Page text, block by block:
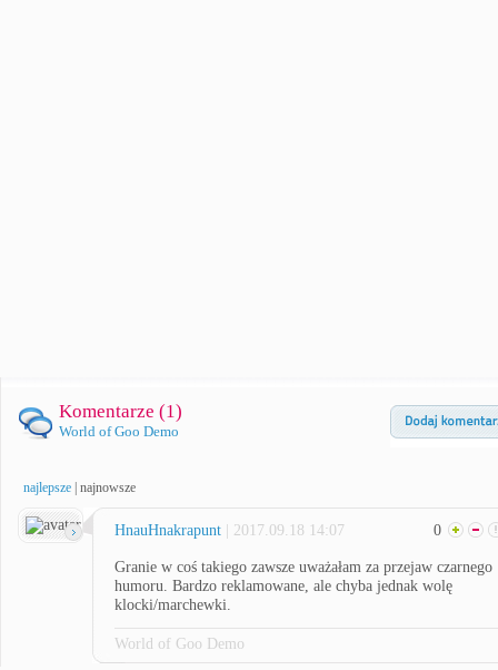
Komentarze (1)
World of Goo Demo
najlepsze najnowsze
HnauHnakrapunt | 2017.09.18 14:07 0
Granie w coś takiego zawsze uważałam za przejaw czarnego
humoru. Bardzo reklamowane, ale chyba jednak wolę
klocki/marchewki.
World of Goo Demo